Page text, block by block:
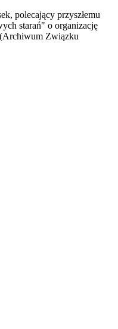
polecający przyszłemu
starań" o organizację
Związku